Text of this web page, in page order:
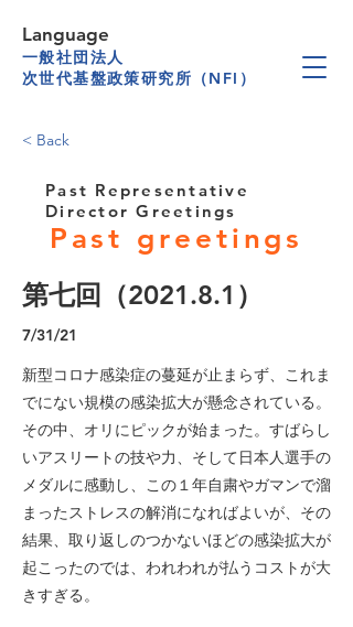
一般社団法人
次世代基盤政策研究所（NFI）
Language
< Back
Past Representative
Director Greetings
Past greetings
第七回（2021.8.1）
7/31/21
新型コロナ感染症の蔓延が止まらず、これま
でにない規模の感染拡大が懸念されている。
その中、オリにピックが始まった。すばらし
いアスリートの技や力、そして日本人選手の
メダルに感動し、この１年自粛やガマンで溜
まったストレスの解消になればよいが、その
結果、取り返しのつかないほどの感染拡大が
起こったのでは、われわれが払うコストが大
きすぎる。